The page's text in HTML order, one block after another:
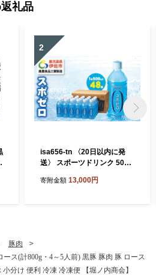
礼品
2
isa656-tn 〈20日以内に発
送〉 スポーツドリンク 500
ル カロリーゼロ 天然アルカ
宝】
寄附金額 13,000円
豚肉
ス(計800g・4～5人前) 黒豚 豚肉 豚 ロース
分け 便利 冷凍 冷凍便 【堀ノ内商会】